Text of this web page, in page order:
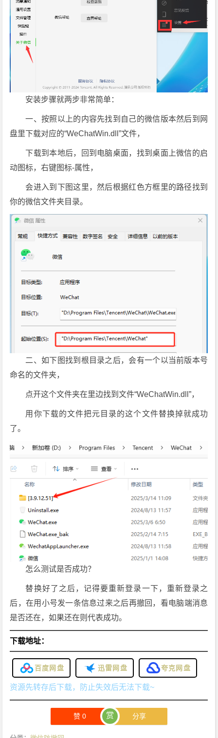
安装步骤就两步非常简单：
一、按照以上的内容先找到自己的微信版本然后到网
盘里下载对应的“WeChatWin.dll”文件，
下载到本地后，回到电脑桌面，找到桌面上微信的启
动图标，右键图标-属性，
会进入到下图这里，然后根据红色方框里的路径找到
你的微信文件夹目录。
二、如下图找到根目录之后，会有一个以当前版本号
命名的文件夹，
点开这个文件夹在里边找到文件“WeChatWin.dll”，
用你下载的文件把元目录的这个文件替换掉就成功
了。
怎么测试是否成功？
替换好了之后，记得要重新登录一下，重新登录之
后，在用小号发一条信息过来之后再撤回，看电脑端消息
是否还在，如果还在则代表成功。
下载地址：
百度网盘 迅雷网盘 夸克网盘
资源先转存后下载，防止失效后无法下载~
赞0 赏 分享